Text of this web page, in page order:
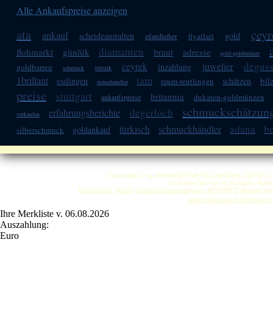
Alle Ankaufspreise anzeigen
ata ankauf scheideanstalten pfandleiher fiyatlari gold
flohmarkt günlük diamanten braut adresse gold-goldmünze
goldbarren schmuck bilezik ceyrek inzahlung juwelier
1brillant esslingen münzhändler tam raum-reutlingen schätzen
preise stuttgart ankaufspreise britannia dukaten-goldmünzen
verkaufen erfahrungsberichte degerloch
silberschmuck goldankauf türkisch schmuckhändler adana
Copyright © by ANKA
So finden Sie uns in Stuttgart:
Impressum | AGB | Datenschutzerklärung | KONTAKT Anwalt-
Anka Goldankauf Stuttgart
Ihre Merkliste v. 06.08.2026
Auszahlung:
Euro